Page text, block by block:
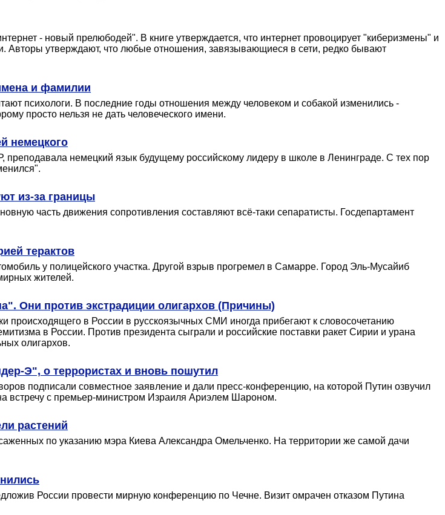
- новый прелюбодей". В книге утверждается, что интернет провоцирует "киберизмены" и
Авторы утверждают, что любые отношения, завязывающиеся в сети, редко бывают
и фамилии
психологи. В последние годы отношения между человеком и собакой изменились -
просто нельзя не дать человеческого имени.
немецкого
немецкий язык будущему российскому лидеру в школе в Ленинграде. С тех пор
из-за границы
часть движения сопротивления составляют всё-таки сепаратисты. Госдепартамент
терактов
у полицейского участка. Другой взрыв прогремел в Самарре. Город Эль-Мусайиб
жителей.
Они против экстрадиции олигархов (Причины)
происходящего в России в русскоязычных СМИ иногда прибегают к словосочетанию
в России. Против президента сыграли и российские поставки ракет Сирии и урана
олигархов.
Э", о террористах и вновь пошутил
подписали совместное заявление и дали пресс-конференцию, на которой Путин озвучил
встречу с премьер-министром Израиля Ариэлем Шароном.
растений
по указанию мэра Киева Александра Омельченко. На территории же самой дачи
России провести мирную конференцию по Чечне. Визит омрачен отказом Путина